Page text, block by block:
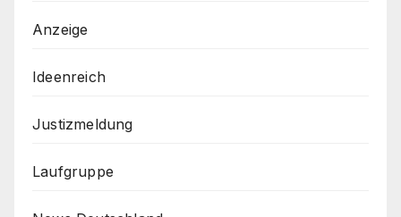
Anzeige
Ideenreich
Justizmeldung
Laufgruppe